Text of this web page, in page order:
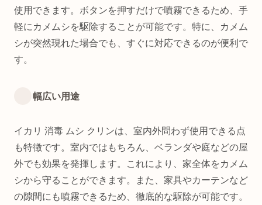
使用できます。ボタンを押すだけで噴霧できるため、手
軽にカメムシを駆除することが可能です。特に、カメム
シが突然現れた場合でも、すぐに対応できるのが便利で
す。
幅広い用途
イカリ 消毒 ムシ クリンは、室内外問わず使用できる点
も特徴です。室内ではもちろん、ベランダや庭などの屋
外でも効果を発揮します。これにより、家全体をカメム
シから守ることができます。また、家具やカーテンなど
の隙間にも噴霧できるため、徹底的な駆除が可能です。